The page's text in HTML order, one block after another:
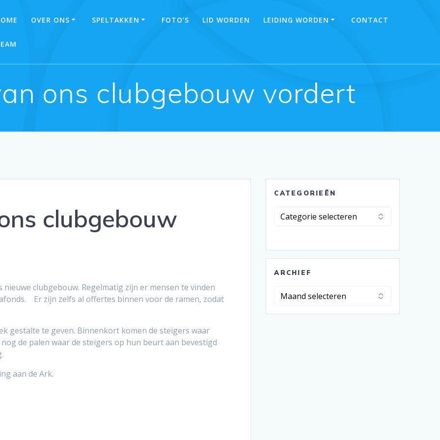
OVER ONS SPELTAKKEN FOTO’S LID WORDEN LEIDING WORDEN CONTACT
ons clubgebouw vordert
clubgebouw
clubgebouw. Regelmatig zijn er mensen te vinden
Er zijn zelfs al offertes binnen voor de ramen, zodat
gestalte te geven. Binnenkort komen de steigers waar
de palen waar de steigers op hun beurt aan bevestigd
aan de Ark.
CATEGORIEËN
Categorieën
ARCHIEF
Archief